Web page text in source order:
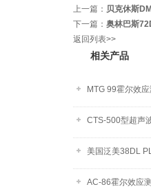
上一篇： 贝克休斯
下一篇： 奥林巴斯
返回列表>>
相关产品
MTG 99霍尔效
CTS-500型超声
美国泛美38DL
AC-86霍尔效应